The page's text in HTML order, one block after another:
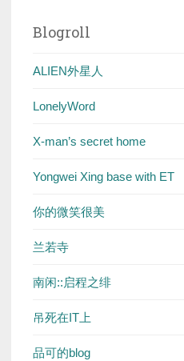
Blogroll
ALIEN外星人
LonelyWord
X-man’s secret home
Yongwei Xing base with ET
你的微笑很美
兰若寺
南闲::启程之绯
吊死在IT上
品可的blog